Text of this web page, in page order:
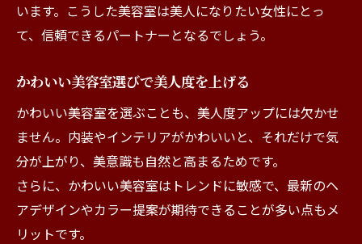
います。こうした美容室は美人になりたい女性にとっ
て、信頼できるパートナーとなるでしょう。
かわいい美容室選びで美人度を上げる
かわいい美容室を選ぶことも、美人度アップには欠かせ
ません。内装やインテリアがかわいいと、それだけで気
分が上がり、美意識も自然と高まるためです。
さらに、かわいい美容室はトレンドに敏感で、最新のヘ
アデザインやカラー提案が期待できることが多い点もメ
リットです。